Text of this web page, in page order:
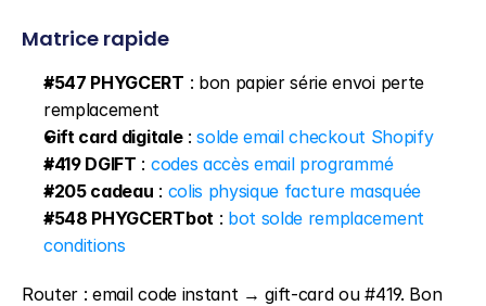
Matrice rapide
#547 PHYGCERT : bon papier série envoi perte
remplacement
Gift card digitale : solde email checkout Shopify
#419 DGIFT : codes accès email programmé
#205 cadeau : colis physique facture masquée
#548 PHYGCERTbot : bot solde remplacement
conditions
Router : email code instant → gift-card ou #419. Bon